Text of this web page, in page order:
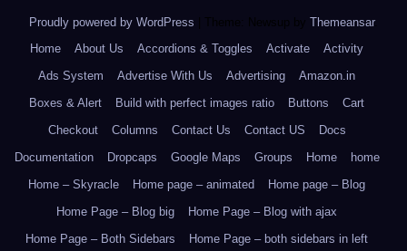
Proudly powered by WordPress Theme: Newsup by Themeansar.
Home
About Us Accordions & Toggles Activate
Activity
Ads System
Advertise With Us Advertising
Amazon.in
Boxes & Alert
Build with perfect images ratio Buttons
Cart
Checkout
Columns Contact Us Contact US
Docs
Documentation
Dropcaps Google Maps Groups Home
home
Home – Skyracle
Home page – animated
Home page – Blog
Home Page – Blog big
Home Page – Blog with ajax
Home Page – Both Sidebars
Home Page – both sidebars in left